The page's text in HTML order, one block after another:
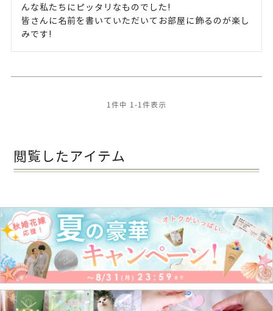
んな私たちにピッタリなものでした!
皆さんに名前を書いていただいてお部屋に飾るのが楽し
みです!
1 件中 1 -1 件表示
閲覧したアイテム